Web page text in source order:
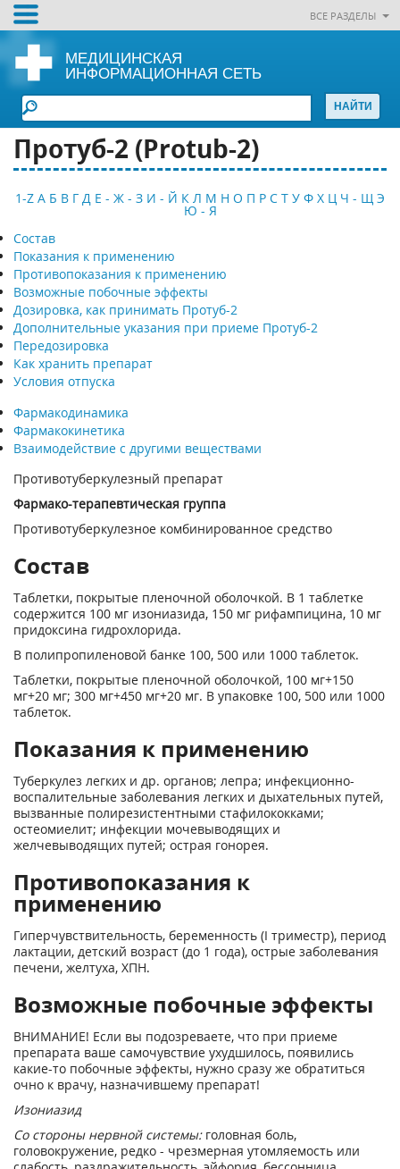
ВСЕ РАЗДЕЛЫ
МЕДИЦИНСКАЯ
ИНФОРМАЦИОННАЯ СЕТЬ
Протуб-2 (Рrotub-2)
1-Z А Б В Г Д Е - Ж - З И - Й К Л М Н О П Р С Т У Ф Х Ц Ч - Щ Э
Ю - Я
Состав
Показания к применению
Противопоказания к применению
Возможные побочные эффекты
Дозировка, как принимать Протуб-2
Дополнительные указания при приеме Протуб-2
Передозировка
Как хранить препарат
Условия отпуска
Фармакодинамика
Фармакокинетика
Взаимодействие с другими веществами
Противотуберкулезный препарат
Фармако-терапевтическая группа
Противотуберкулезное комбинированное средство
Состав
Таблетки, покрытые пленочной оболочкой. В 1 таблетке
содержится 100 мг изониазида, 150 мг рифампицина, 10 мг
придоксина гидрохлорида.
В полипропиленовой банке 100, 500 или 1000 таблеток.
Таблетки, покрытые пленочной оболочкой, 100 мг+150
мг+20 мг; 300 мг+450 мг+20 мг. В упаковке 100, 500 или 1000
таблеток.
Показания к применению
Туберкулез легких и др. органов; лепра; инфекционно-
воспалительные заболевания легких и дыхательных путей,
вызванные полирезистентными стафилококками;
остеомиелит; инфекции мочевыводящих и
желчевыводящих путей; острая гонорея.
Противопоказания к
применению
Гиперчувствительность, беременность (I триместр), период
лактации, детский возраст (до 1 года), острые заболевания
печени, желтуха, ХПН.
Возможные побочные эффекты
ВНИМАНИЕ! Если вы подозреваете, что при приеме
препарата ваше самочувствие ухудшилось, появились
какие-то побочные эффекты, нужно сразу же обратиться
очно к врачу, назначившему препарат!
Изониазид
Со стороны нервной системы:головная боль,
головокружение, редко - чрезмерная утомляемость или